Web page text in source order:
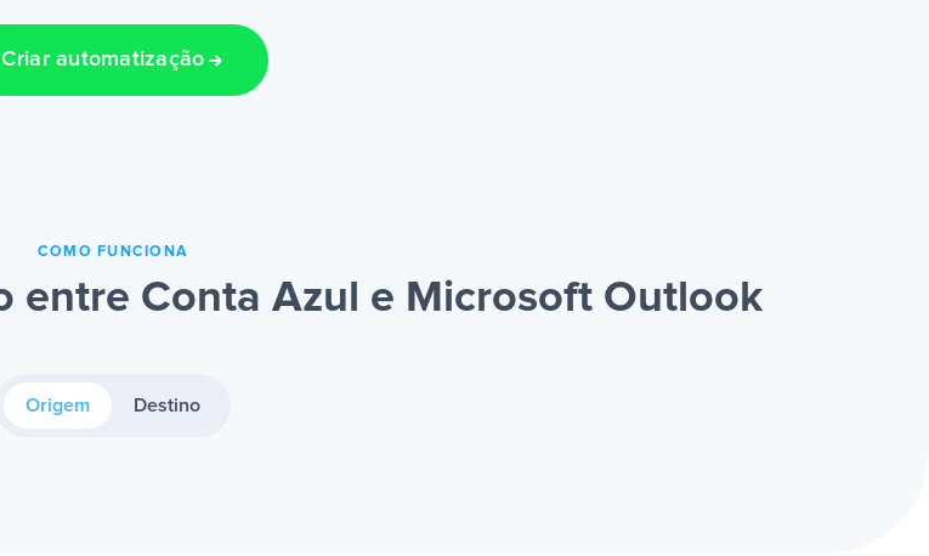
Criar automatização
COMO FUNCIONA
entre Conta Azul e Microsoft Outlook
Origem Destino